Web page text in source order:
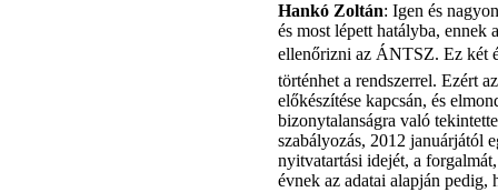
Hankó Zoltán: Igen és
és most lépett hatályba, ennek
ellenőrizni az ÁNTSZ. Ez két
történhet a rendszerrel. Ezért
előkészítése kapcsán, és
bizonytalanságra való
szabályozás, 2012 januárjától
nyitvatartási idejét, a
évnek az adatai alapján pedig,